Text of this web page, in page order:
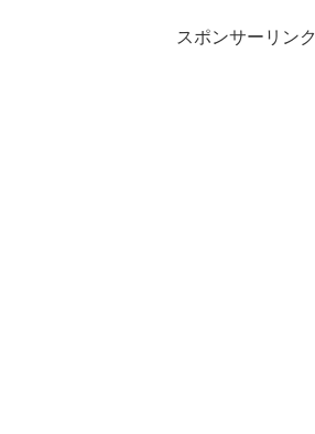
スポンサーリンク